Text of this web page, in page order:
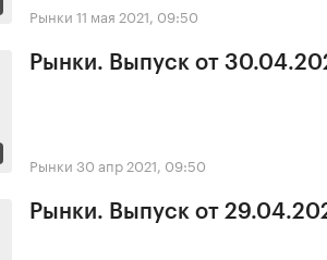
Рынки 11 мая 2021, 09:50
Рынки. Выпуск от
Рынки 30 апр 2021, 09:50
Рынки. Выпуск от